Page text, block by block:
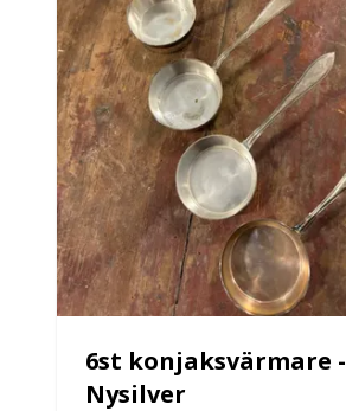
6st konjaksvärmare -
Nysilver